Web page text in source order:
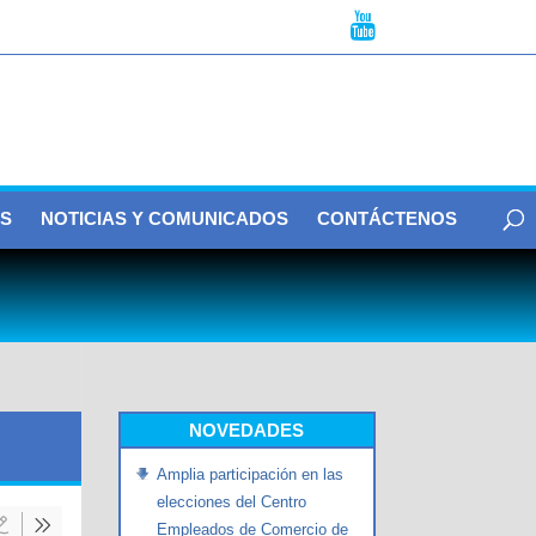
NOTICIAS Y COMUNICADOS CONTÁCTENOS
NOVEDADES
Amplia participación en las
elecciones del Centro
Empleados de Comercio de